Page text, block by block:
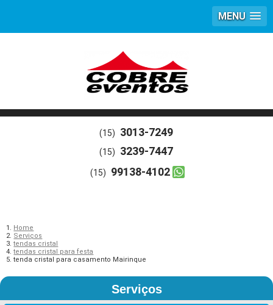
MENU
(15) 3013-7249
(15) 3239-7447
(15) 99138-4102
Home
Serviços
tendas cristal
tendas cristal para festa
tenda cristal para casamento Mairinque
Serviços